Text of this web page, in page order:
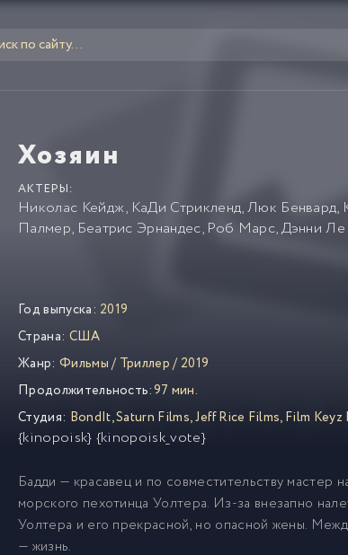
Хозяин
АКТЕРЫ:
Николас Кейдж, КаДи Стрикленд,Люк Бенвард,
Палмер, Беатрис Эрнандес, Роб Марс,Дэнни
Год выпуска: 2019
Страна: США
Жанр: Фильмы/ Триллер/ 2019
Продолжительность:97 мин.
Студия: BondIt,Saturn Films,Jeff Rice Films,Film
{kinopoisk} {kinopoisk_vote}
Бадди — красавец и по совместительству мастер
морского пехотинца Уолтера. Из-за внезапно
Уолтера и его прекрасной, но опасной жены.
— жизнь.